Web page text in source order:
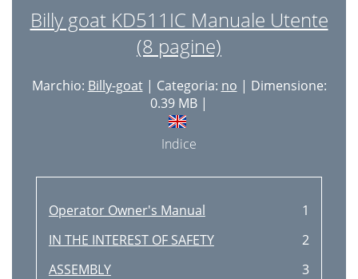
Billy goat KD511IC Manuale Utente
(8 pagine)
Marchio: Billy-goat| Categoria: no | Dimensione:
0.39 MB |
Indice
Operator Owner's Manual
1
IN THE INTEREST OF SAFETY
2
ASSEMBLY
3